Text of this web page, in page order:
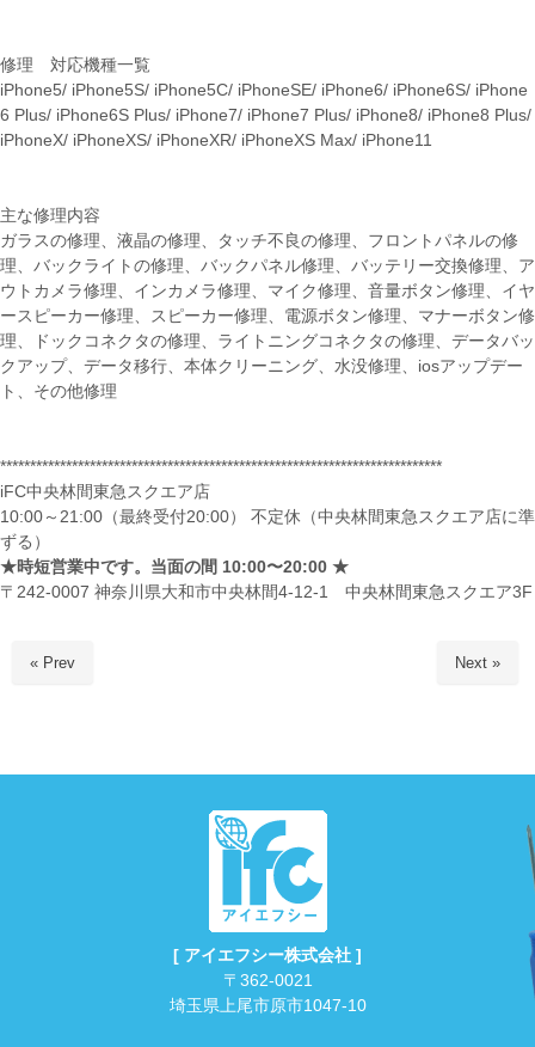
修理 対応機種一覧
iPhone5/ iPhone5S/ iPhone5C/ iPhoneSE/ iPhone6/ iPhone6S/ iPhone
6 Plus/ iPhone6S Plus/ iPhone7/ iPhone7 Plus/ iPhone8/ iPhone8 Plus/
iPhoneX/ iPhoneXS/ iPhoneXR/ iPhoneXS Max/ iPhone11
主な修理内容
ガラスの修理、液晶の修理、タッチ不良の修理、フロントパネルの修
理、バックライトの修理、バックパネル修理、バッテリー交換修理、ア
ウトカメラ修理、インカメラ修理、マイク修理、音量ボタン修理、イヤ
ースピーカー修理、スピーカー修理、電源ボタン修理、マナーボタン修
理、ドックコネクタの修理、ライトニングコネクタの修理、データバッ
クアップ、データ移行、本体クリーニング、水没修理、iosアップデー
ト、その他修理
**************************************************************************
iFC中央林間東急スクエア店
10:00～21:00（最終受付20:00） 不定休（中央林間東急スクエア店に準
ずる）
★時短営業中です。当面の間 10:00〜20:00 ★
〒242-0007 神奈川県大和市中央林間4-12-1 中央林間東急スクエア3F
« Prev Next »
[ アイエフシー株式会社 ]
〒362-0021
埼玉県上尾市原市1047-10